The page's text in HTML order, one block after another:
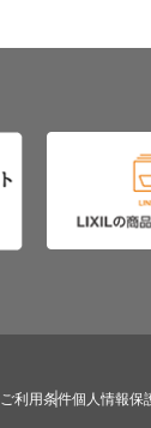
ご利用条件個人情報保